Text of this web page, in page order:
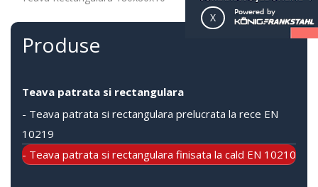
Produse
Teava patrata si rectangulara
- Teava patrata si rectangulara prelucrata la rece EN
10219
- Teava patrata si rectangulara finisata la cald EN 10210